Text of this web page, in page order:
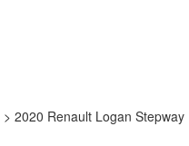
> 2020 Renault Logan Stepway